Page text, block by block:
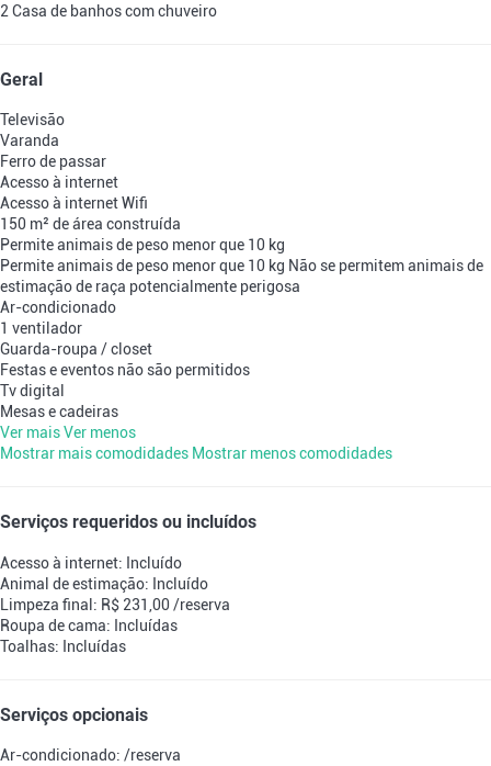
2 Casa de banhos com chuveiro
Geral
Televisão
Varanda
Ferro de passar
Acesso à internet
Acesso à internetWifi
150 m² de área construída
Permite animais de peso menor que 10 kg
Permite animais de peso menor que 10 kg Não se permitem animais de
estimação de raça potencialmente perigosa
Ar-condicionado
1 ventilador
Guarda-roupa / closet
Festas e eventos não são permitidos
Tv digital
Mesas e cadeiras
Ver maisVer menos
Mostrar mais comodidades Mostrar menos comodidades
Serviços requeridos ou incluídos
Acesso à internet: Incluído
Animal de estimação: Incluído
Limpeza final: R$ 231,00 /reserva
Roupa de cama: Incluídas
Toalhas: Incluídas
Serviços opcionais
Ar-condicionado: /reserva